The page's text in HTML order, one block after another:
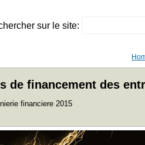
sur le site:
de financement des
financiere 2015